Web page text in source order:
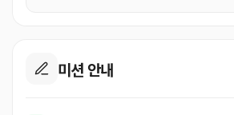
미션 안내